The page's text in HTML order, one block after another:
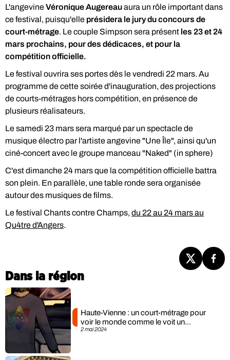
L'angevineVéronique Augereauaura un rôle important dans
ce festival, puisqu'elle présidera le jury du concours de
court-métrage. Le couple Simpson sera présent les 23 et 24
mars prochains, pour des dédicaces, et pour la
compétition officielle.
Le festival ouvrira ses portes dès le vendredi 22 mars. Au
programme de cette soirée d'inauguration, des projections
de courts-métrages hors compétition, en présence de
plusieurs réalisateurs.
Le samedi 23 mars sera marqué par un spectacle de
musique électro par l'artiste angevine "Une Île", ainsi qu'un
ciné-concert avec le groupe manceau "Naked" (in sphere)
C'est dimanche 24 mars que la compétition officielle battra
son plein. En parallèle, une table ronde sera organisée
autour des musiques de films.
Le festival Chants contre Champs, du 22 au 24 mars au
Qu4tre d'Angers.
Dans la région
2 mai 2024
Haute-Vienne : un court-métrage pour
voir le monde comme le voit un...